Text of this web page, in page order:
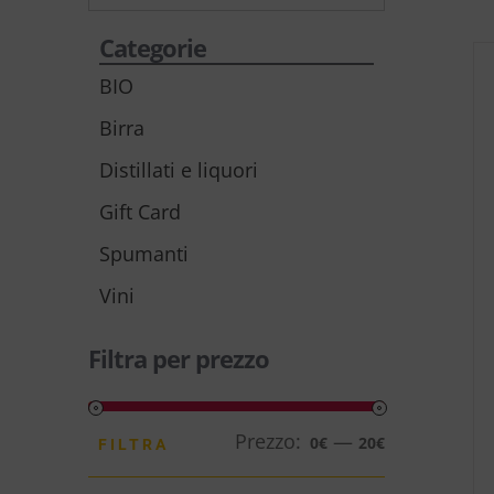
Categorie
BIO
Birra
Distillati e liquori
Gift Card
Spumanti
Vini
Filtra per prezzo
Prezzo
Min
Prezzo
Max
FILTRA Prezzo: 0€ — 20€